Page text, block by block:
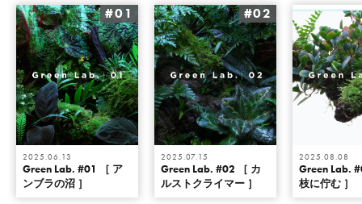
#01
2025.06.13
Green Lab. #01 ［ ア
ンブラの沼 ］
#02
2025.07.15
Green Lab. #02 ［ カ
ルストクライマー ］
2025.08.08
Green Lab.
枝に佇む ］